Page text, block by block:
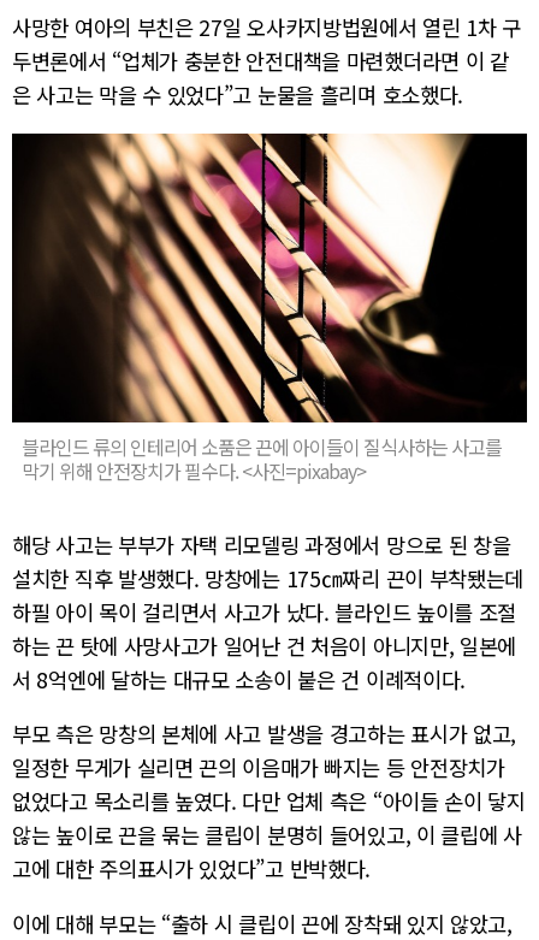
사망한 여아의 부친은 27일 오사카지방법원에서 열린 1차 구
두변론에서 “업체가 충분한 안전대책을 마련했더라면 이 같
은 사고는 막을 수 있었다”고 눈물을 흘리며 호소했다.
블라인드 류의 인테리어 소품은 끈에 아이들이 질식사하는 사고를
막기 위해 안전장치가 필수다. <사진=pixabay>
해당 사고는 부부가 자택 리모델링 과정에서 망으로 된 창을
설치한 직후 발생했다. 망창에는 175㎝짜리 끈이 부착됐는데
하필 아이 목이 걸리면서 사고가 났다. 블라인드 높이를 조절
하는 끈 탓에 사망사고가 일어난 건 처음이 아니지만, 일본에
서 8억엔에 달하는 대규모 소송이 붙은 건 이례적이다.
부모 측은 망창의 본체에 사고 발생을 경고하는 표시가 없고,
일정한 무게가 실리면 끈의 이음매가 빠지는 등 안전장치가
없었다고 목소리를 높였다. 다만 업체 측은 “아이들 손이 닿지
않는 높이로 끈을 묶는 클립이 분명히 들어있고, 이 클립에 사
고에 대한 주의표시가 있었다”고 반박했다.
이에 대해 부모는 “출하 시 클립이 끈에 장착돼 있지 않았고,